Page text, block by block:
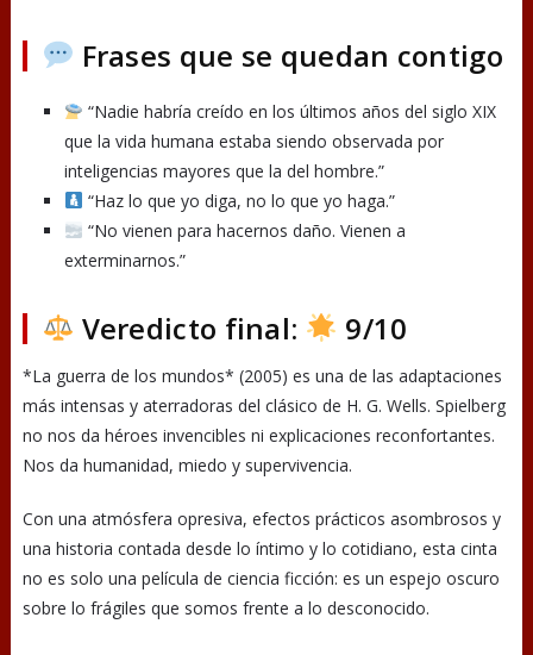
Frases que se quedan contigo
“Nadie habría creído en los últimos años del siglo XIX
que la vida humana estaba siendo observada por
inteligencias mayores que la del hombre.”
“Haz lo que yo diga, no lo que yo haga.”
“No vienen para hacernos daño. Vienen a
exterminarnos.”
Veredicto final: 9/10
*La guerra de los mundos* (2005) es una de las adaptaciones
más intensas y aterradoras del clásico de H. G. Wells. Spielberg
no nos da héroes invencibles ni explicaciones reconfortantes.
Nos da humanidad, miedo y supervivencia.
Con una atmósfera opresiva, efectos prácticos asombrosos y
una historia contada desde lo íntimo y lo cotidiano, esta cinta
no es solo una película de ciencia ficción: es un espejo oscuro
sobre lo frágiles que somos frente a lo desconocido.